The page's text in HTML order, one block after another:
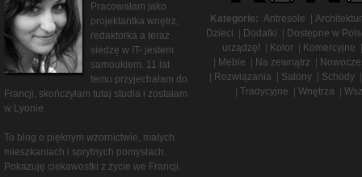
Pracowałam jako
projektantka wnętrz,
redaktorka a teraz
siedzę w IT- jestem
samoukiem. 11 lat
temu przyjechałam do
Francji, skończyłam tutaj studia i zostałam
w Lyonie.
To blog o pięknym wzornictwie, małych
mieszkaniach i sprytnych pomysłach.
Pokazuję ciekawostki z życie we Francji.
Kategorie: Antresole
Dzieci
Dodatki
Dostępne w
urządzę!
Kolor Komercyjne
Meble Na zewnątrz
Rozwiązania Salony Schody
Tradycyjne Wnętrza